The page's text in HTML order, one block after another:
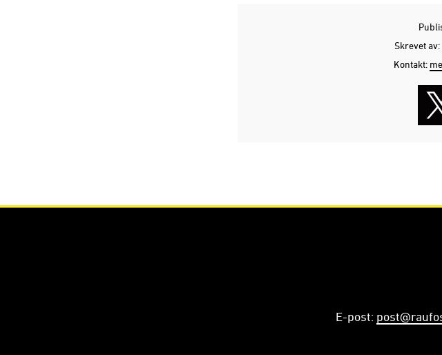
Skrevet
Kontakt:
E-post: